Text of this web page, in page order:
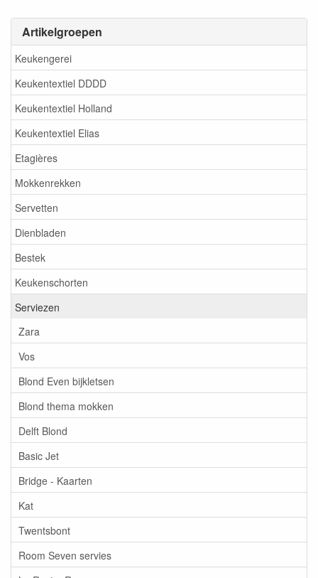
Artikelgroepen
Keukengerei
Keukentextiel DDDD
Keukentextiel Holland
Keukentextiel Elias
Etagières
Mokkenrekken
Servetten
Dienbladen
Bestek
Keukenschorten
Serviezen
Zara
Vos
Blond Even bijkletsen
Blond thema mokken
Delft Blond
Basic Jet
Bridge - Kaarten
Kat
Twentsbont
Room Seven servies